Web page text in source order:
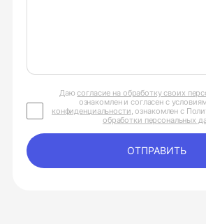
Даюсогласие на обработку своих
ознакомлен и согласен с
конфиденциальности, ознакомлен с
обработки персональных
ОТПРАВИТЬ